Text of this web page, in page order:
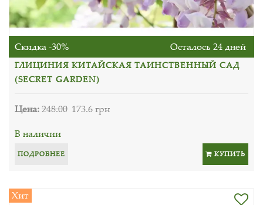
Скидка -30% Осталось 24 дней
ГЛИЦИНИЯ КИТАЙСКАЯ ТАИНСТВЕННЫЙ САД
(SECRET GARDEN)
Цена:248.00 173.6 грн
В наличии
ПОДРОБНЕЕ КУПИТЬ
Хит